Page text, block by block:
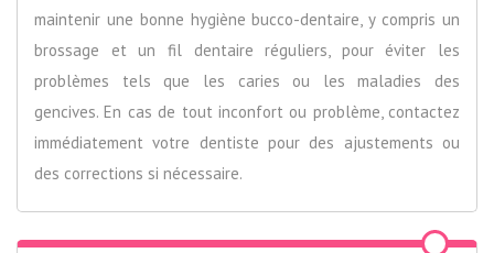
maintenir une bonne hygiène bucco-dentaire, y compris un
brossage et un fil dentaire réguliers, pour éviter les
problèmes tels que les caries ou les maladies des
gencives. En cas de tout inconfort ou problème, contactez
immédiatement votre dentiste pour des ajustements ou
des corrections si nécessaire.